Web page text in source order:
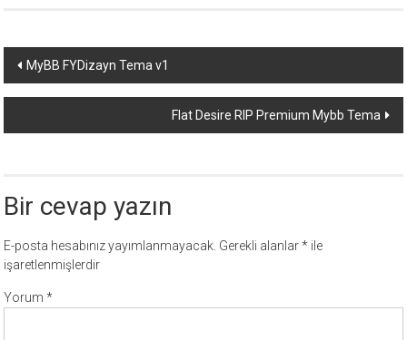
Yazı
dolaşımı
MyBB FYDizayn Tema v1
Flat Desire RIP Premium Mybb Tema
Bir cevap yazın
E-posta hesabınız yayımlanmayacak. Gerekli alanlar* ile
işaretlenmişlerdir
Yorum*